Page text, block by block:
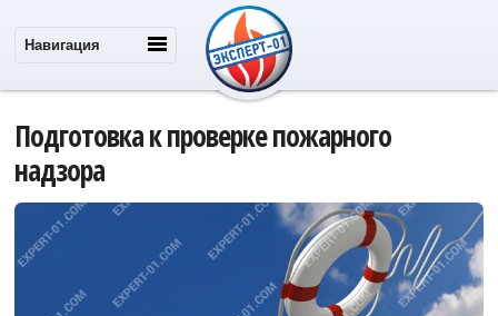
Навигация
Подготовка к проверке пожарного
надзора